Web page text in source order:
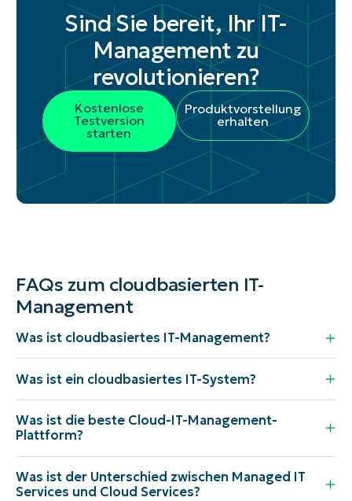
Sind Sie bereit, Ihr IT-
Management zu
revolutionieren?
Kostenlose
Testversion
starten
Produktvorstellung
erhalten
FAQs zum cloudbasierten IT-
Management
Was ist cloudbasiertes IT-Management?
Was ist ein cloudbasiertes IT-System?
Was ist die beste Cloud-IT-Management-
Plattform?
Was ist der Unterschied zwischen Managed IT
Services und Cloud Services?